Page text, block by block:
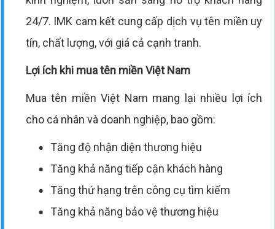
24/7. IMK cam kết cung cấp dịch vụ tên miền uy
tín, chất lượng, với giá cả cạnh tranh.
Lợi ích khi mua tên miền Việt Nam
Mua tên miền Việt Nam mang lại nhiều lợi ích
cho cá nhân và doanh nghiệp, bao gồm:
Tăng độ nhận diện thương hiệu
Tăng khả năng tiếp cận khách hàng
Tăng thứ hạng trên công cụ tìm kiếm
Tăng khả năng bảo vệ thương hiệu